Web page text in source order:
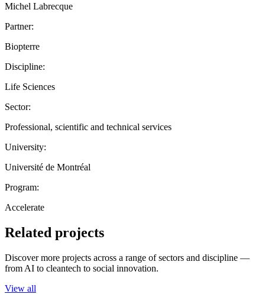
Michel Labrecque
Partner:
Biopterre
Discipline:
Life Sciences
Sector:
Professional, scientific and technical services
University:
Université de Montréal
Program:
Accelerate
Related projects
Discover more projects across a range of sectors and discipline —
from AI to cleantech to social innovation.
View all